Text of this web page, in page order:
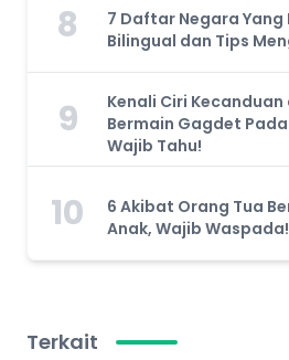
8
7 Daftar Negara
Bilingual dan Tips
9
Kenali Ciri
Bermain Gagdet
Wajib Tahu!
10
6 Akibat Orang Tua
Anak, Wajib Waspada!
Terkait